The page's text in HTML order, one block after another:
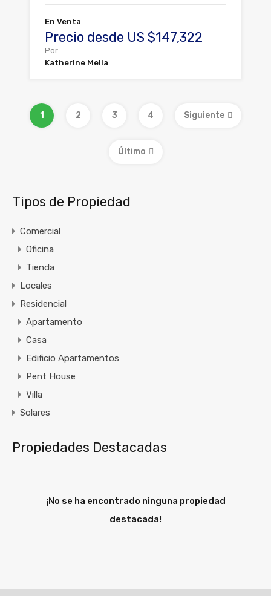
En Venta
Precio desde US $147,322
Por
Katherine Mella
1 2 3 4 Siguiente
Último
Tipos de Propiedad
Comercial
Oficina
Tienda
Locales
Residencial
Apartamento
Casa
Edificio Apartamentos
Pent House
Villa
Solares
Propiedades Destacadas
¡No se ha encontrado ninguna propiedad
destacada!